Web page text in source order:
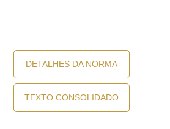
DETALHES DA NORMA
TEXTO CONSOLIDADO